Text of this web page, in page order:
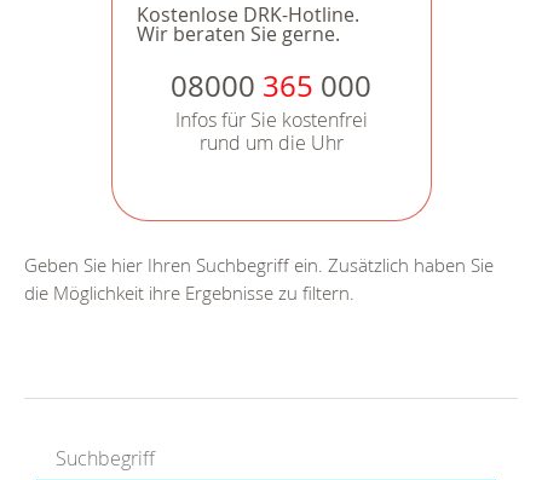
Kostenlose DRK-Hotline.
Wir beraten Sie gerne.
08000 365 000
Infos für Sie kostenfrei
rund um die Uhr
Geben Sie hier Ihren Suchbegriff ein. Zusätzlich haben Sie
die Möglichkeit ihre Ergebnisse zu filtern.